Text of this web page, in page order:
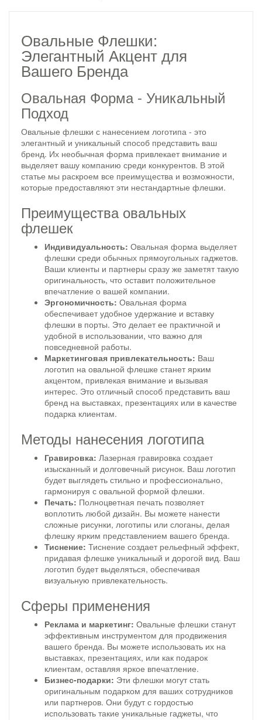
Овальные Флешки:
Элегантный Акцент для
Вашего Бренда
Овальная Форма - Уникальный
Подход
Овальные флешки с нанесением логотипа - это
элегантный и уникальный способ представить ваш
бренд. Их необычная форма привлекает внимание и
выделяет вашу компанию среди конкурентов. В этой
статье мы раскроем все преимущества и возможности,
которые предоставляют эти нестандартные флешки.
Преимущества овальных
флешек
Индивидуальность: Овальная форма выделяет
флешки среди обычных прямоугольных гаджетов.
Ваши клиенты и партнеры сразу же заметят такую
оригинальность, что оставит положительное
впечатление о вашей компании.
Эргономичность: Овальная форма
обеспечивает удобное удержание и вставку
флешки в порты. Это делает ее практичной и
удобной в использовании, что важно для
повседневной работы.
Маркетинговая привлекательность: Ваш
логотип на овальной флешке станет ярким
акцентом, привлекая внимание и вызывая
интерес. Это отличный способ представить ваш
бренд на выставках, презентациях или в качестве
подарка клиентам.
Методы нанесения логотипа
Гравировка: Лазерная гравировка создает
изысканный и долговечный рисунок. Ваш логотип
будет выглядеть стильно и профессионально,
гармонируя с овальной формой флешки.
Печать: Полноцветная печать позволяет
воплотить любой дизайн. Вы можете нанести
сложные рисунки, логотипы или слоганы, делая
флешку ярким представлением вашего бренда.
Тиснение: Тиснение создает рельефный эффект,
придавая флешке уникальный и дорогой вид. Ваш
логотип будет выделяться, обеспечивая
визуальную привлекательность.
Сферы применения
Реклама и маркетинг: Овальные флешки станут
эффективным инструментом для продвижения
вашего бренда. Вы можете использовать их на
выставках, презентациях, или как подарок
клиентам, оставляя яркое впечатление.
Бизнес-подарки: Эти флешки могут стать
оригинальным подарком для ваших сотрудников
или партнеров. Они будут с гордостью
использовать такие уникальные гаджеты, что